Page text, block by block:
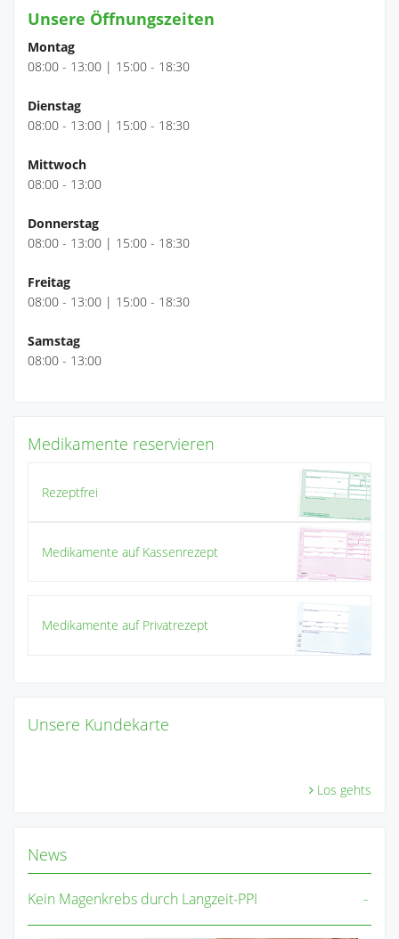
Unsere Öffnungszeiten
Montag
08:00 - 13:00 | 15:00 - 18:30
Dienstag
08:00 - 13:00 | 15:00 - 18:30
Mittwoch
08:00 - 13:00
Donnerstag
08:00 - 13:00 | 15:00 - 18:30
Freitag
08:00 - 13:00 | 15:00 - 18:30
Samstag
08:00 - 13:00
Medikamente reservieren
Rezeptfrei
Medikamente auf Kassenrezept
Medikamente auf Privatrezept
Unsere Kundekarte
Los gehts
News
Kein Magenkrebs durch Langzeit-PPI